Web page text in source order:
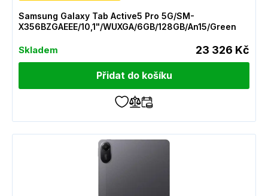
Samsung Galaxy Tab Active5 Pro 5G/SM-
X356BZGAEEE/10,1"/WUXGA/6GB/128GB/An15/Green
Skladem 23 326 Kč
Přidat do košíku